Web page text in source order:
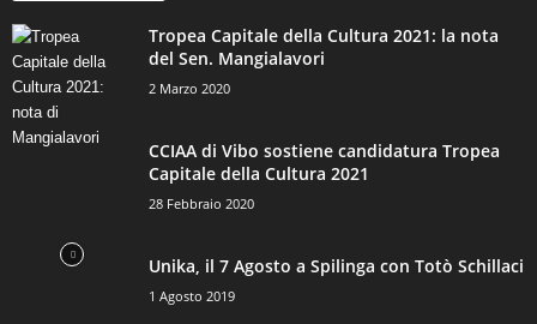
Tropea Capitale della Cultura 2021: la nota
del Sen. Mangialavori
2 Marzo 2020
CCIAA di Vibo sostiene candidatura Tropea
Capitale della Cultura 2021
28 Febbraio 2020
Unika, il 7 Agosto a Spilinga con Totò Schillaci
1 Agosto 2019